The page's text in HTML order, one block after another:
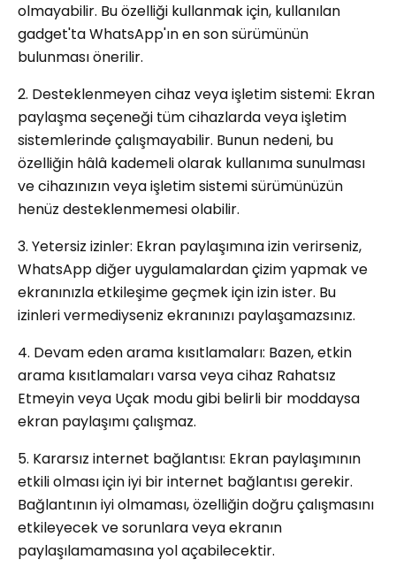
olmayabilir. Bu özelliği kullanmak için, kullanılan
gadget'ta WhatsApp'ın en son sürümünün
bulunması önerilir.
2. Desteklenmeyen cihaz veya işletim sistemi: Ekran
paylaşma seçeneği tüm cihazlarda veya işletim
sistemlerinde çalışmayabilir. Bunun nedeni, bu
özelliğin hâlâ kademeli olarak kullanıma sunulması
ve cihazınızın veya işletim sistemi sürümünüzün
henüz desteklenmemesi olabilir.
3. Yetersiz izinler: Ekran paylaşımına izin verirseniz,
WhatsApp diğer uygulamalardan çizim yapmak ve
ekranınızla etkileşime geçmek için izin ister. Bu
izinleri vermediyseniz ekranınızı paylaşamazsınız.
4. Devam eden arama kısıtlamaları: Bazen, etkin
arama kısıtlamaları varsa veya cihaz Rahatsız
Etmeyin veya Uçak modu gibi belirli bir moddaysa
ekran paylaşımı çalışmaz.
5. Kararsız internet bağlantısı: Ekran paylaşımının
etkili olması için iyi bir internet bağlantısı gerekir.
Bağlantının iyi olmaması, özelliğin doğru çalışmasını
etkileyecek ve sorunlara veya ekranın
paylaşılamamasına yol açabilecektir.